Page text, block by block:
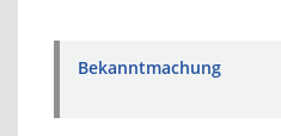
Bekanntmachung